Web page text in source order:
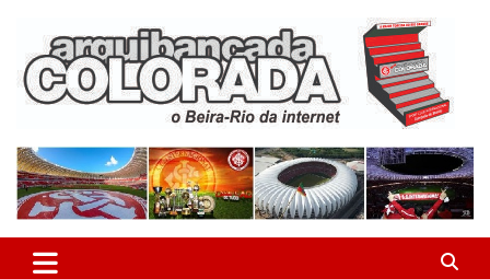
content
Arquibancada Colorada